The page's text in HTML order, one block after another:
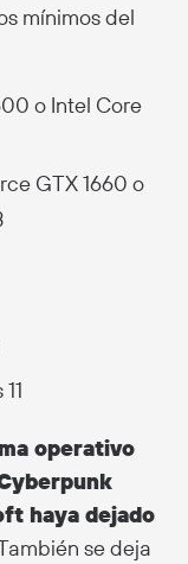
mínimos del
o Intel Core
GTX 1660 o
operativo
haya dejado
se deja